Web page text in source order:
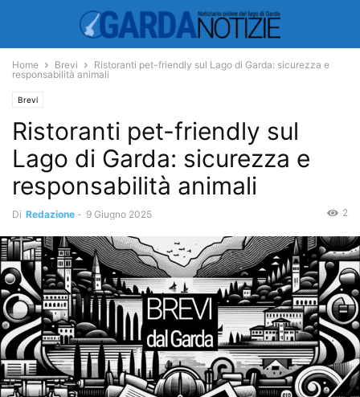
Home Brevi
Ristoranti pet-friendly sul Lago di Garda: sicurezza e
responsabilità animali
Brevi
Ristoranti pet-friendly sul
Lago di Garda: sicurezza e
responsabilità animali
Di Redazione - 9 Giugno 2025 2